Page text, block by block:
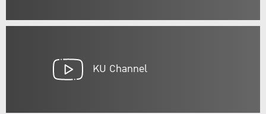
KU Channel